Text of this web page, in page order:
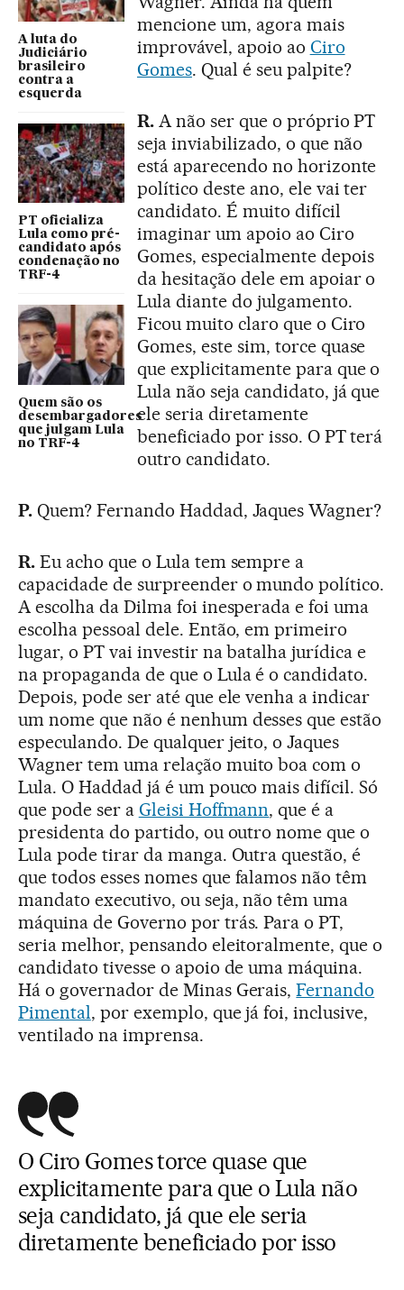
A luta do
Judiciário
brasileiro
contra a
esquerda
PT oficializa
Lula como pré-
candidato após
condenação no
TRF-4
Quem são os
desembargadores
que julgam Lula
no TRF-4
mencione um, agora mais
improvável, apoio ao Ciro
Gomes. Qual é seu palpite?
R.A não ser que o próprio PT
seja inviabilizado, o que não
está aparecendo no horizonte
político deste ano, ele vai ter
candidato. É muito difícil
imaginar um apoio ao Ciro
Gomes, especialmente depois
da hesitação dele em apoiar o
Lula diante do julgamento.
Ficou muito claro que o Ciro
Gomes, este sim, torce quase
que explicitamente para que o
Lula não seja candidato, já que
ele seria diretamente
beneficiado por isso. O PT terá
outro candidato.
P.Quem? Fernando Haddad, Jaques Wagner?
R.Eu acho que o Lula tem sempre a
capacidade de surpreender o mundo político.
A escolha da Dilma foi inesperada e foi uma
escolha pessoal dele. Então, em primeiro
lugar, o PT vai investir na batalha jurídica e
na propaganda de que o Lula é o candidato.
Depois, pode ser até que ele venha a indicar
um nome que não é nenhum desses que estão
especulando. De qualquer jeito, o Jaques
Wagner tem uma relação muito boa com o
Lula. O Haddad já é um pouco mais difícil. Só
que pode ser a Gleisi Hoffmann, que é a
presidenta do partido, ou outro nome que o
Lula pode tirar da manga. Outra questão, é
que todos esses nomes que falamos não têm
mandato executivo, ou seja, não têm uma
máquina de Governo por trás. Para o PT,
seria melhor, pensando eleitoralmente, que o
candidato tivesse o apoio de uma máquina.
Há o governador de Minas Gerais,Fernando
Pimental, por exemplo, que já foi, inclusive,
ventilado na imprensa.
O Ciro Gomes torce quase que
explicitamente para que o Lula não
seja candidato, já que ele seria
diretamente beneficiado por isso